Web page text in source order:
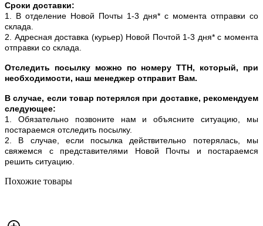
Сроки доставки:
1. В отделение Новой Почты 1-3 дня* с момента отправки со
склада.
2. Адресная доставка (курьер) Новой Почтой 1-3 дня* с момента
отправки со склада.
Отследить посылку можно по номеру ТТН, который, при
необходимости, наш менеджер отправит Вам.
В случае, если товар потерялся при доставке, рекомендуем
следующее:
1. Обязательно позвоните нам и объясните ситуацию, мы
постараемся отследить посылку.
2. В случае, если посылка действительно потерялась, мы
свяжемся с представителями Новой Почты и постараемся
решить ситуацию.
Похожие товары